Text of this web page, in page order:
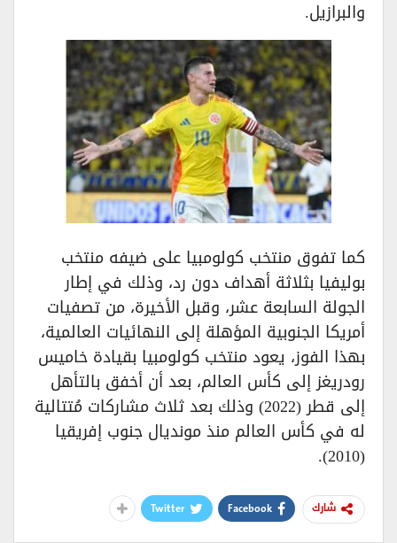
والبرازيل.
كما تفوق منتخب كولومبيا على ضيفه منتخب
بوليفيا بثلاثة أهداف دون رد، وذلك في إطار
الجولة السابعة عشر، وقبل الأخيرة، من تصفيات
أمريكا الجنوبية المؤهلة إلى النهائيات العالمية،
بهذا الفوز، يعود منتخب كولومبيا بقيادة خاميس
رودريغز إلى كأس العالم، بعد أن أخفق بالتأهل
إلى قطر (2022) وذلك بعد ثلاث مشاركات مُتتالية
له في كأس العالم منذ مونديال جنوب إفريقيا
شارك Facebook
Twitter